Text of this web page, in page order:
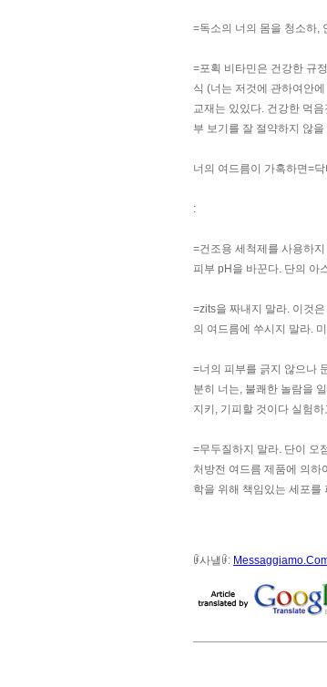
=독소의 너의 몸을 청소하,
=포획 비타민은 건강한 규
식 (너는 저것에 관하여안
교재는 있있다. 건강한 먹
부 보기를 잘 절약하지 않을
너의 여드름이 가혹하면=
:
=건조용 세척제를 사용하
피부 pH을 바꾼다. 단의 아
=zits을 짜내지 말라. 이것
의 여드름에 쑤시지 말라.
=너의 피부를 긁지 않으나
분히 너는, 불쾌한 놀람을
지키, 기피할 것이다 실험
=무두질하지 말라. 단이 오
처방전 여드름 제품에 의하
학을 위해 책임있는 세포를
ꀰ사냴ꀰ: